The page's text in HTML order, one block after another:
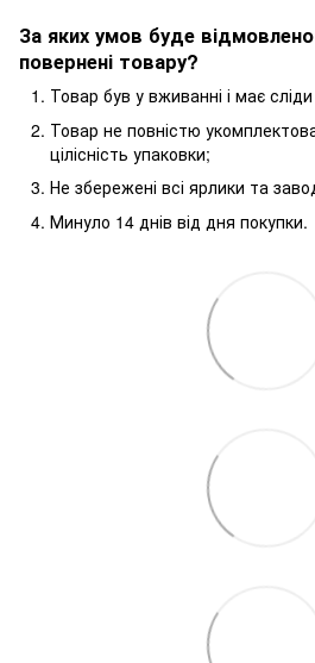
За яких умов буде відмовлено
повернені товару?
Товар був у вживанні і має
Товар не повністю
цілісність упаковки;
Не збережені всі ярлики та
Минуло 14 днів від дня покупки.